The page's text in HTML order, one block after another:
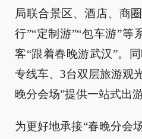
局联合景区、酒店、商
行”“定制游”“包车游”
客“跟着春晚游武汉”。
专线车、3台双层旅游观
晚分会场”提供一站式出
为更好地承接“春晚分会